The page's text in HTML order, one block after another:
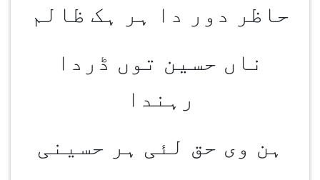
حاظر دور دا ہر ہک ظالم
ناں حسین توں ڈردا
رہندا
ہن وی حق لئی ہر حسینی